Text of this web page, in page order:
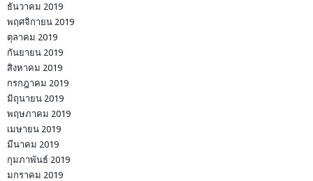
ธันวาคม 2019
พฤศจิกายน 2019
ตุลาคม 2019
กันยายน 2019
สิงหาคม 2019
กรกฎาคม 2019
มิถุนายน 2019
พฤษภาคม 2019
เมษายน 2019
มีนาคม 2019
กุมภาพันธ์ 2019
มกราคม 2019